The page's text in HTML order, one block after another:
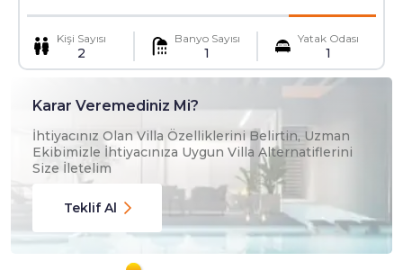
Kişi Sayısı
2
Banyo Sayısı
1
Yatak Odası
1
Karar Veremediniz Mi?
İhtiyacınız Olan Villa Özelliklerini Belirtin, Uzman
Ekibimizle İhtiyacınıza Uygun Villa Alternatiflerini
Size İletelim
Teklif Al